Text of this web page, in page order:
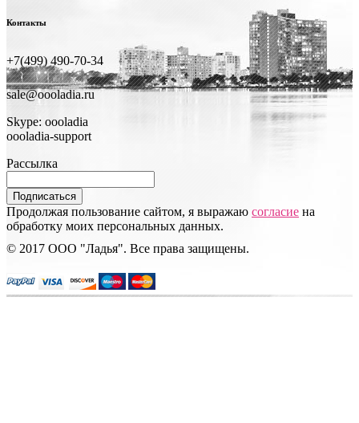
Контакты
+7(499) 490-70-34
sale@oooladia.ru
Skype: oooladia
oooladia-support
Рассылка
Подписаться
Продолжая пользование сайтом, я выражаю согласие на
обработку моих персональных данных.
© 2017 ООО "Ладья". Все права защищены.